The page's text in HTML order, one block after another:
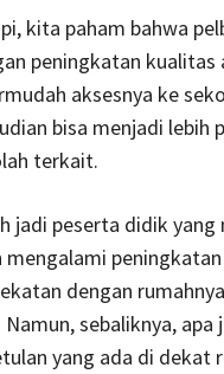
kita paham bahwa
peningkatan
aksesnya ke
bisa menjadi lebih
terkait.
jadi peserta didik
mengalami
dengan
Namun, sebaliknya,
yang ada di dekat